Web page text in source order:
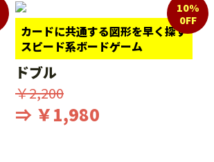
カードに共通する図形を早く探す
スピード系ボードゲーム
10%
0FF
ドブル
￥2,200
⇒ ￥1,980